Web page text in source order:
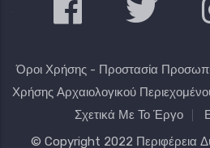
Όροι Χρήσης - Προστασία
Χρήσης Αρχαιολογικού
Σχετικά Με Το Έργο
© Copyright 2022 Περιφέρεια